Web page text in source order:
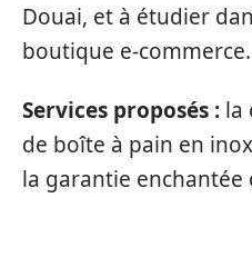
Douai, et à étudier
boutique e-commerce.
Services proposés : la
de boîte à pain en
la garantie